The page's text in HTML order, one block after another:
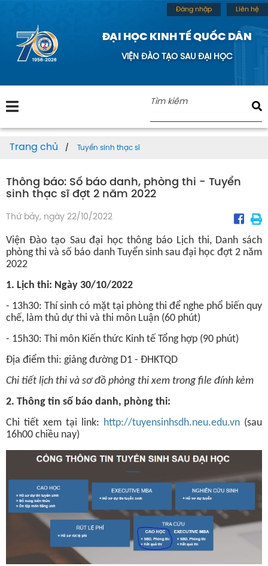
ĐẠI HỌC KINH TẾ QUỐC DÂN
VIỆN ĐÀO TẠO SAU ĐẠI HỌC
Đăng nhập Liên hệ
Trang chủ Tuyển sinh thạc sĩ
Thông báo: Số báo danh, phòng thi - Tuyển
sinh thạc sĩ đợt 2 năm 2022
Thứ bảy, ngày 22/10/2022
Viện Đào tạo Sau đại học thông báo Lịch thi, Danh sách
phòng thi và số báo danh Tuyển sinh sau đại học đợt 2 năm
2022
1. Lịch thi: Ngày 30/10/2022
- 13h30: Thí sinh có mặt tại phòng thi để nghe phổ biến quy
chế, làm thủ dự thi và thi môn Luận (60 phút)
- 15h30: Thi môn Kiến thức Kinh tế Tổng hợp (90 phút)
Địa điểm thi: giảng đường D1 - ĐHKTQD
Chi tiết lịch thi và sơ đồ phòng thi xem trong file đính kèm
2. Thông tin số báo danh, phòng thi:
Chi tiết xem tại link: http://tuyensinhsdh.neu.edu.vn (sau
16h00 chiều nay)